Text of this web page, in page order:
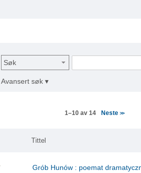
Søk
Avansert søk ▾
1–10 av 14 Neste>>
Tittel
Grób Hunów : poemat